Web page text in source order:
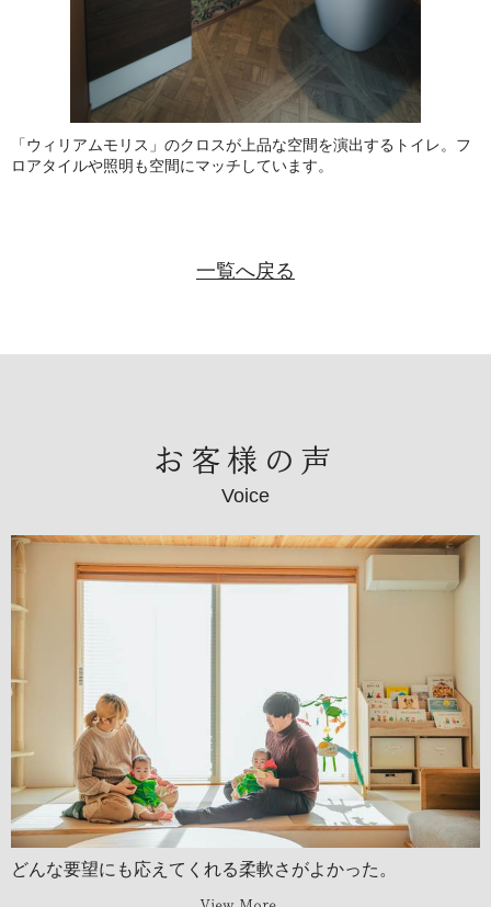
「ウィリアムモリス」のクロスが上品な空間を演出するトイレ。フ
ロアタイルや照明も空間にマッチしています。
一覧へ戻る
お客様の声
Voice
どんな要望にも応えてくれる柔軟さがよかった。